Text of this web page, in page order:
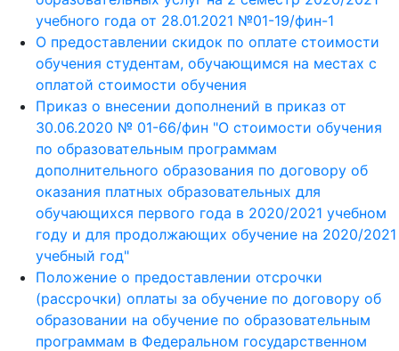
учебного года от 28.01.2021 №01-19/фин-1
О предоставлении скидок по оплате стоимости
обучения студентам, обучающимся на местах с
оплатой стоимости обучения
Приказ о внесении дополнений в приказ от
30.06.2020 № 01-66/фин "О стоимости обучения
по образовательным программам
дополнительного образования по договору об
оказания платных образовательных для
обучающихся первого года в 2020/2021 учебном
году и для продолжающих обучение на 2020/2021
учебный год"
Положение о предоставлении отсрочки
(рассрочки) оплаты за обучение по договору об
образовании на обучение по образовательным
программам в Федеральном государственном